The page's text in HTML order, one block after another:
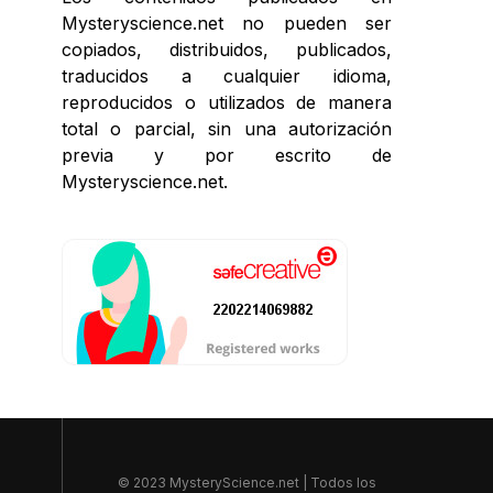
Mysteryscience.net no pueden ser
copiados, distribuidos, publicados,
traducidos a cualquier idioma,
reproducidos o utilizados de manera
total o parcial, sin una autorización
previa y por escrito de
Mysteryscience.net.
© 2023 MysteryScience.net | Todos los